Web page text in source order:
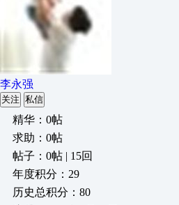
李永强
关注 私信
精华：0帖
求助：0帖
帖子：0帖 | 15回
年度积分：29
历史总积分：80